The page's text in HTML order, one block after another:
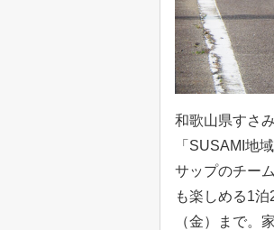
和歌山県すさ
「SUSAMI地
サップのチー
も楽しめる1
（金）まで。